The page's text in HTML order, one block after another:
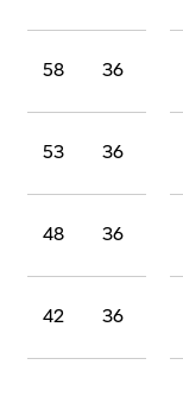
36
58
36
53
36
48
36
42